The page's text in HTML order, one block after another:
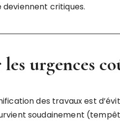
critiques.
urgences
des travaux est
soudainement